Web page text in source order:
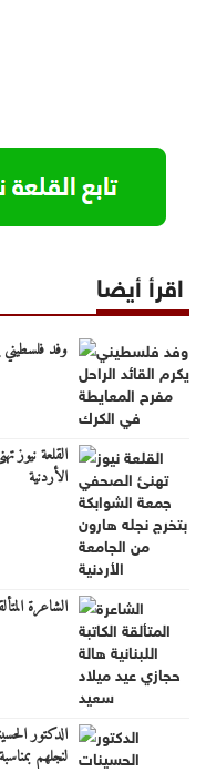
اقرأ أيضا
وفد فلسطيني
القلعة نيوز
الأردنية
الشاعرة
الدكتور
لنجلهم